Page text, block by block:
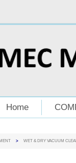
Home
> WET & DRY VACUUM